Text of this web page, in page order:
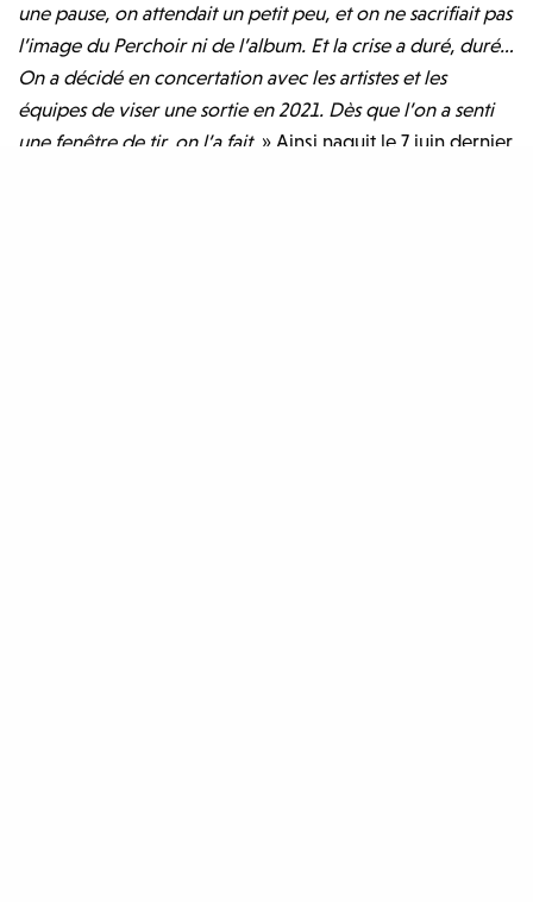
une pause, on attendait un petit peu, et on ne sacrifiait pas
l’image du Perchoir ni de l’album. Et la crise a duré, duré…
On a décidé en concertation avec les artistes et les
équipes de viser une sortie en 2021. Dès que l’on a senti
une fenêtre de tir, on l’a fait. » Ainsi naquit le 7 juin dernier